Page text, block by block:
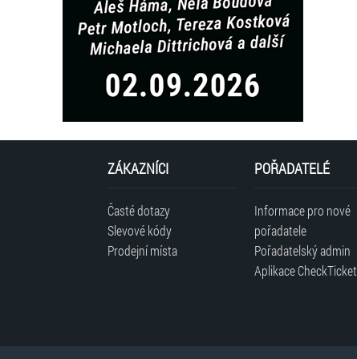
ZÁKAZNÍCI
Časté dotazy
Slevové kódy
Prodejní místa
POŘADATELÉ
Informace pro nové
pořadatele
Pořadatelský admin
Aplikace CheckTicket